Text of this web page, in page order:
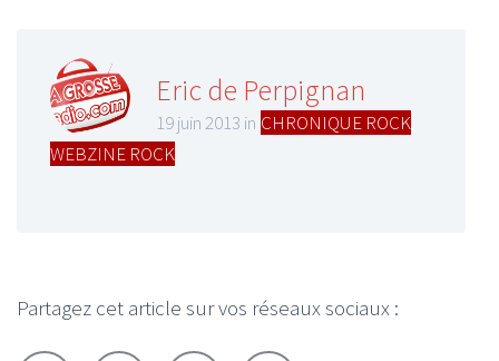
Eric de Perpignan
19 juin 2013 in CHRONIQUE ROCK
WEBZINE ROCK
Partagez cet article sur vos réseaux sociaux :